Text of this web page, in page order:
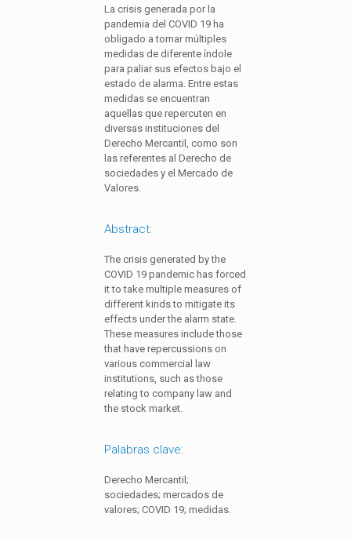
La crisis generada por la
pandemia del COVID 19 ha
obligado a tomar múltiples
medidas de diferente índole
para paliar sus efectos bajo el
estado de alarma. Entre estas
medidas se encuentran
aquellas que repercuten en
diversas instituciones del
Derecho Mercantil, como son
las referentes al Derecho de
sociedades y el Mercado de
Valores.
Abstract:
The crisis generated by the
COVID 19 pandemic has forced
it to take multiple measures of
different kinds to mitigate its
effects under the alarm state.
These measures include those
that have repercussions on
various commercial law
institutions, such as those
relating to company law and
the stock market.
Palabras clave:
Derecho Mercantil;
sociedades; mercados de
valores; COVID 19; medidas.